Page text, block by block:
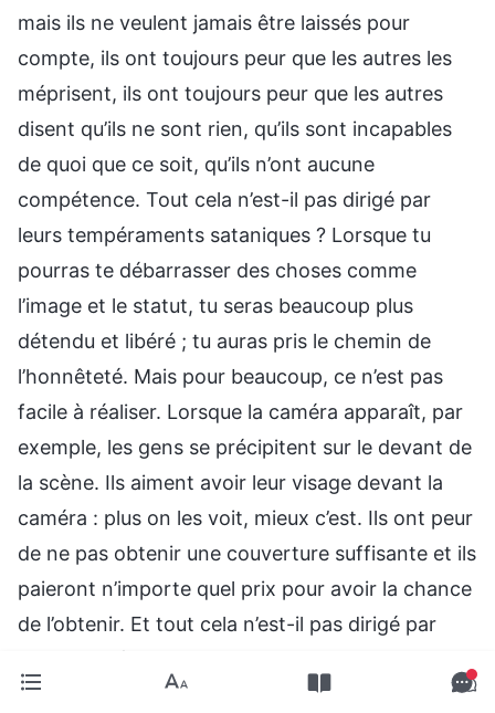
mais ils ne veulent jamais être laissés pour
compte, ils ont toujours peur que les autres les
méprisent, ils ont toujours peur que les autres
disent qu’ils ne sont rien, qu’ils sont incapables
de quoi que ce soit, qu’ils n’ont aucune
compétence. Tout cela n’est-il pas dirigé par
leurs tempéraments sataniques ? Lorsque tu
pourras te débarrasser des choses comme
l’image et le statut, tu seras beaucoup plus
détendu et libéré ; tu auras pris le chemin de
l’honnêteté. Mais pour beaucoup, ce n’est pas
facile à réaliser. Lorsque la caméra apparaît, par
exemple, les gens se précipitent sur le devant de
la scène. Ils aiment avoir leur visage devant la
caméra : plus on les voit, mieux c’est. Ils ont peur
de ne pas obtenir une couverture suffisante et ils
paieront n’importe quel prix pour avoir la chance
de l’obtenir. Et tout cela n’est-il pas dirigé par
leurs tempéraments sataniques ? Ce sont leurs
tempéraments sataniques. Donc, tu obtiens une